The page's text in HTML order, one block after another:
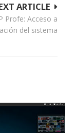
ARTICLE
Profe: Acceso a
del sistema